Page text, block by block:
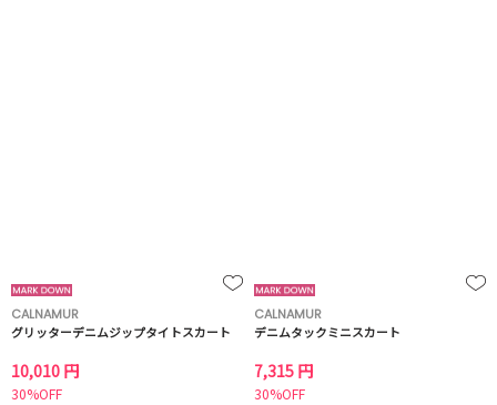
CALNAMUR
グリッターデニムジップタイトスカート
10,010 円
30%OFF
CALNAMUR
デニムタックミニスカート
7,315 円
30%OFF